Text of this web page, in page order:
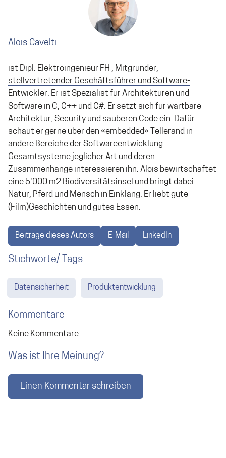
Alois Cavelti
ist Dipl. Elektroingenieur FH , Mitgründer,
stellvertretender Geschäftsführer und Software-
Entwickler. Er ist Spezialist für Architekturen und
Software in C, C++ und C#. Er setzt sich für wartbare
Architektur, Security und sauberen Code ein. Dafür
schaut er gerne über den «embedded» Tellerand in
andere Bereiche der Softwareentwicklung.
Gesamtsysteme jeglicher Art und deren
Zusammenhänge interessieren ihn. Alois bewirtschaftet
eine 5'000 m2 Biodiversitätsinsel und bringt dabei
Natur, Pferd und Mensch in Einklang. Er liebt gute
(Film)Geschichten und gutes Essen.
Beiträge dieses Autors E-Mail LinkedIn
Stichworte/ Tags
Datensicherheit Produktentwicklung
Kommentare
Keine Kommentare
Was ist Ihre Meinung?
Einen Kommentar schreiben